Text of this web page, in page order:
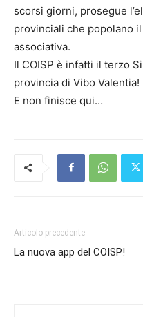
scorsi giorni, prosegue
provinciali che popolano
associativa.
Il COISP è infatti il terzo
provincia di Vibo Valentia!
E non finisce qui…
Articolo precedente
La nuova app del COISP!